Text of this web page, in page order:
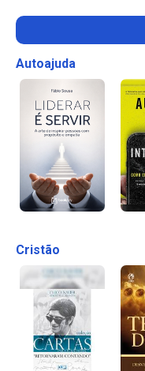
Autoajuda
Cristão